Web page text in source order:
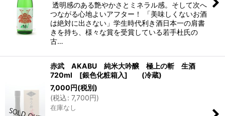
透明感のある艶やかさとミネラル感。そして次へ
つながる心地よいアフター！ 「美味しくないお酒
は絶対に出さない」学生時代利き酒日本一の肩書
きを持ち、様々な賞を受賞している若手杜氏の
古…
赤武 AKABU 純米大吟醸 極上の斬 生酒
720ml [銀色化粧箱入] (冷蔵)
7,000円(税別)
(税込: 7,700円)
在庫なし